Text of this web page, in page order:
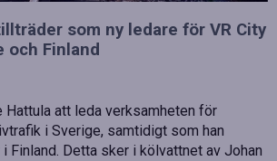
som ny ledare för VR City
och Finland
Hattula att leda verksamheten för
i Sverige, samtidigt som han
Finland. Detta sker i kölvattnet av Johan